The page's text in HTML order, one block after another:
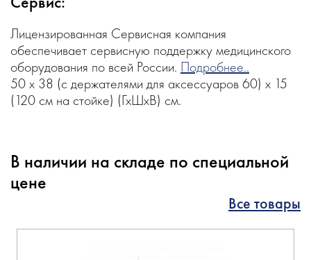
Лицензированная Сервисная компания
обеспечивает сервисную поддержку медицинского
оборудования по всей России. Подробнее..
50 х 38 (с держателями для аксессуаров 60) х 15
(120 см на стойке) (ГхШхВ) см.
В наличии на складе по специальной
цене
Все товары